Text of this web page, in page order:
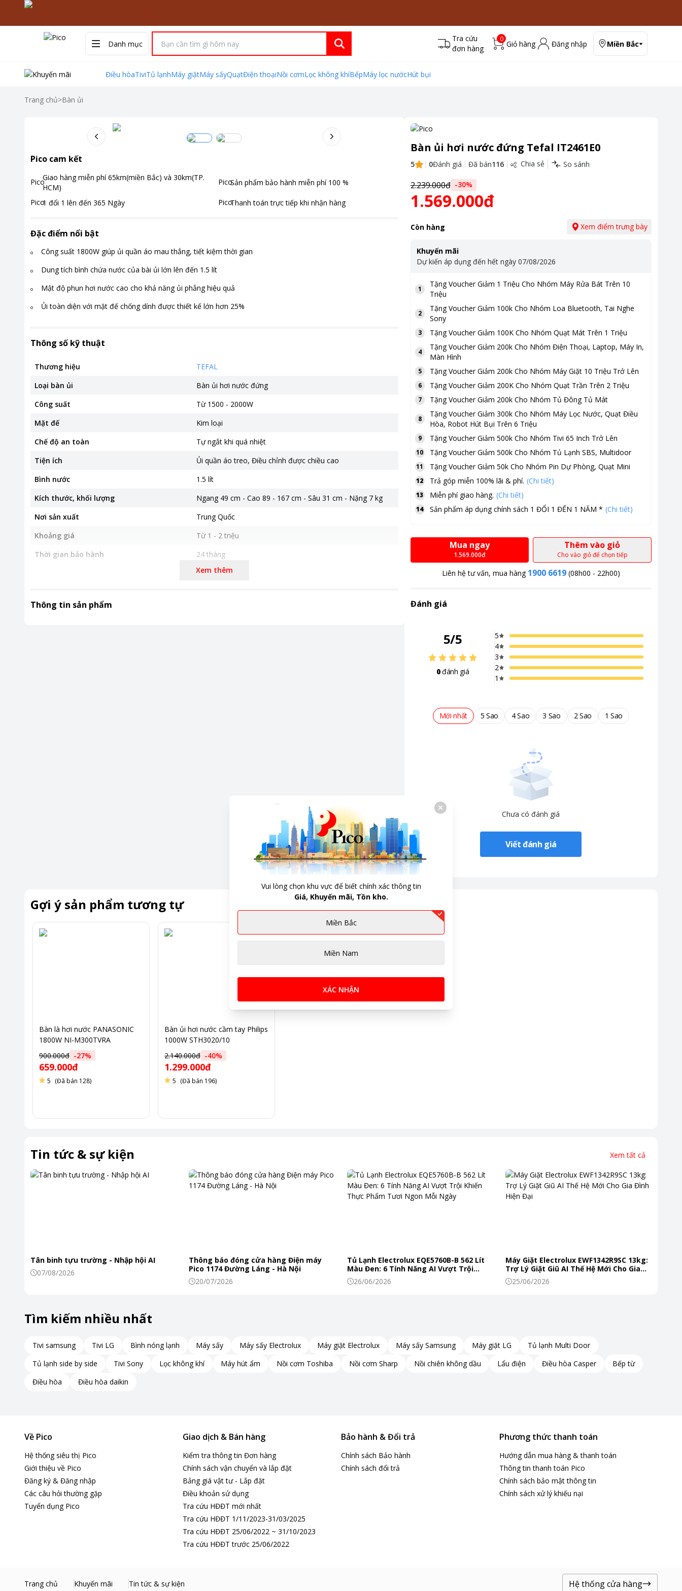
Danh mục
Tra cứu
đơn hàng
0
Giỏ hàng Đăng nhập Miền Bắc
Điều hòaTiviTủ lạnhMáy giặtMáy sấyQuạtĐiện thoạiNồi cơmLọc không khíBếpMáy lọc nướcHút bụi
Trang chủ>Bàn ủi
Pico cam kết
Giao hàng miễn phí 65km(miền Bắc) và 30km(TP.
HCM)
Sản phẩm bảo hành miễn phí 100 %
1 đổi 1 lên đến 365 Ngày Thanh toán trực tiếp khi nhận hàng
Đặc điểm nổi bật
Công suất 1800W giúp ủi quần áo mau thẳng, tiết kiệm thời gian
Dung tích bình chứa nước của bài ủi lớn lên đến 1.5 lít
Mật độ phun hơi nước cao cho khả năng ủi phẳng hiệu quả
Ủi toàn diện với mặt đế chống dính được thiết kế lớn hơn 25%
Thông số kỹ thuật
Thương hiệu
TEFAL
Loại bàn ủi
Bàn ủi hơi nước đứng
Công suất
Từ 1500 - 2000W
Mặt đế
Kim loại
Chế độ an toàn
Tự ngắt khi quá nhiệt
Tiện ích
Ủi quần áo treo, Điều chỉnh được chiều cao
Bình nước
1.5 lít
Kích thước, khối lượng
Ngang 49 cm - Cao 89 - 167 cm - Sâu 31 cm - Nặng 7 kg
Nơi sản xuất
Trung Quốc
Khoảng giá
Từ 1 - 2 triệu
Thời gian bảo hành
24 tháng
Xem thêm
Thông tin sản phẩm
Bàn ủi hơi nước đứng Tefal IT2461E0
5 0Đánh giá Đã bán116 Chia sẻ So sánh
2.239.000đ -30%
1.569.000đ
Còn hàng Xem điểm trưng bày
Khuyến mãi
Dự kiến áp dụng đến hết ngày 07/08/2026
1
TặngVoucher Giảm 1 Triệu Cho Nhóm Máy Rửa Bát Trên 10
Triệu
2
TặngVoucher Giảm 100k Cho Nhóm Loa Bluetooth, Tai Nghe
Sony
3 TặngVoucher Giảm 100K Cho Nhóm Quạt Mát Trên 1 Triệu
4
TặngVoucher Giảm 200k Cho Nhóm Điện Thoại, Laptop, Máy In,
Màn Hình
5 TặngVoucher Giảm 200k Cho Nhóm Máy Giặt 10 Triệu Trở Lên
6 TặngVoucher Giảm 200K Cho Nhóm Quạt Trần Trên 2 Triệu
7 TặngVoucher Giảm 200k Cho Nhóm Tủ Đông Tủ Mát
8
TặngVoucher Giảm 300k Cho Nhóm Máy Lọc Nước, Quạt Điều
Hòa, Robot Hút Bụi Trên 6 Triệu
9 TặngVoucher Giảm 500k Cho Nhóm Tivi 65 Inch Trở Lên
10 TặngVoucher Giảm 500k Cho Nhóm Tủ Lạnh SBS, Multidoor
11 TặngVoucher Giảm 50k Cho Nhóm Pin Dự Phòng, Quạt Mini
12 Trả góp miễn 100% lãi & phí. (Chi tiết)
13 Miễn phí giao hàng. (Chi tiết)
14 Sản phẩm áp dụng chính sách 1 ĐỔI 1 ĐẾN 1 NĂM * (Chi tiết)
Mua ngay
1.569.000đ
Thêm vào giỏ
Cho vào giỏ để chọn tiếp
Liên hệ tư vấn, mua hàng 1900 6619 (08h00 - 22h00)
Đánh giá
5/5
0đánh giá
5
4
3
2
1
Mới nhất 5 Sao 4 Sao 3 Sao 2 Sao 1 Sao
Chưa có đánh giá
Viết đánh giá
Gợi ý sản phẩm tương tự
Bàn là hơi nước PANASONIC
1800W NI-M300TVRA
900.000đ -27%
659.000đ
5 (Đã bán 128)
Bàn ủi hơi nước cầm tay Philips
1000W STH3020/10
2.140.000đ -40%
1.299.000đ
5 (Đã bán 196)
Tin tức & sự kiện Xem tất cả
Tân binh tựu trường - Nhập hội AI
07/08/2026
Thông báo đóng cửa hàng Điện máy
Pico 1174 Đường Láng - Hà Nội
20/07/2026
Tủ Lạnh Electrolux EQE5760B-B 562 Lít
Màu Đen: 6 Tính Năng AI Vượt Trội
Khiến Thực Phẩm Tươi Ngon Mỗi Ngày
26/06/2026
Máy Giặt Electrolux EWF1342R9SC 13kg:
Trợ Lý Giặt Giũ AI Thế Hệ Mới Cho Gia
Đình Hiện Đại
25/06/2026
Tìm kiếm nhiều nhất
Tivi samsung Tivi LG Bình nóng lạnh Máy sấy Máy sấy Electrolux Máy giặt Electrolux Máy sấy Samsung Máy giặt LG
Tủ lạnh Multi Door
Tủ lạnh side by side
Tivi Sony Lọc không khí Máy hút ẩm Nồi cơm Toshiba Nồi cơm Sharp Nồi chiên không dầu Lẩu điện Điều hòa Casper
Bếp từ
Điều hòa
Điều hòa daikin
Về Pico
Hệ thống siêu thị Pico
Giới thiệu về Pico
Đăng ký & Đăng nhập
Các câu hỏi thường gặp
Tuyển dụng Pico
Giao dịch & Bán hàng
Kiểm tra thông tin Đơn hàng
Chính sách vận chuyển và lắp đặt
Bảng giá vật tư - Lắp đặt
Điều khoản sử dụng
Tra cứu HĐĐT mới nhất
Tra cứu HĐĐT 1/11/2023-31/03/2025
Tra cứu HĐĐT 25/06/2022 ~ 31/10/2023
Tra cứu HĐĐT trước 25/06/2022
Bảo hành & Đổi trả
Chính sách Bảo hành
Chính sách đổi trả
Phương thức thanh toán
Hướng dẫn mua hàng & thanh toán
Thông tin thanh toán Pico
Chính sách bảo mật thông tin
Chính sách xử lý khiếu nại
Trang chủ Khuyến mãi Tin tức & sự kiện Hệ thống cửa hàng
Vui lòng chọn khu vực để biết chính xác thông tin
Giá, Khuyến mãi, Tồn kho.
Miền Bắc
Miền Nam
XÁC NHẬN